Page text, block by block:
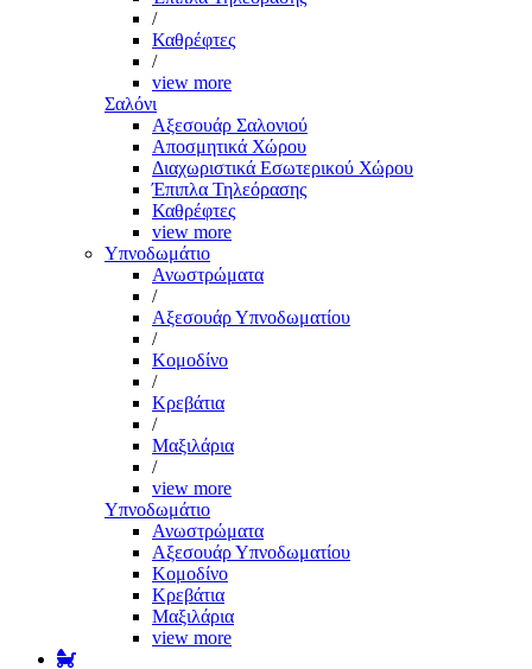
/
Καθρέφτες
/
view more
Σαλόνι
Αξεσουάρ Σαλονιού
Αποσμητικά Χώρου
Διαχωριστικά Εσωτερικού Χώρου
Έπιπλα Τηλεόρασης
Καθρέφτες
view more
Υπνοδωμάτιο
Ανωστρώματα
/
Αξεσουάρ Υπνοδωματίου
/
Κομοδίνο
/
Κρεβάτια
/
Μαξιλάρια
/
view more
Υπνοδωμάτιο
Ανωστρώματα
Αξεσουάρ Υπνοδωματίου
Κομοδίνο
Κρεβάτια
Μαξιλάρια
view more